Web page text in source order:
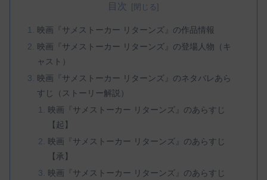
目次
映画『サメストーカー リターンズ』の作品情報
映画『サメストーカー リターンズ』の登場人物（キ
ャスト）
映画『サメストーカー リターンズ』のネタバレあら
すじ（ストーリー解説）
映画『サメストーカー リターンズ』のあらすじ
【起】
映画『サメストーカー リターンズ』のあらすじ
【承】
映画『サメストーカー リターンズ』のあらすじ